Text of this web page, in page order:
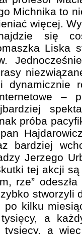
Michnika to
więcej.
się
Liska
dynamicznie
–
próba
bardziej
Jerzego
tej akcji
rze”
stworzyli
po kilku
a
a